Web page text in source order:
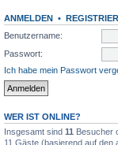
ANMELDEN •
Benutzername:
Passwort:
Ich habe mein Passwort
WER IST ONLINE?
Insgesamt sind 11 Besucher
11 Gäste (basierend auf den